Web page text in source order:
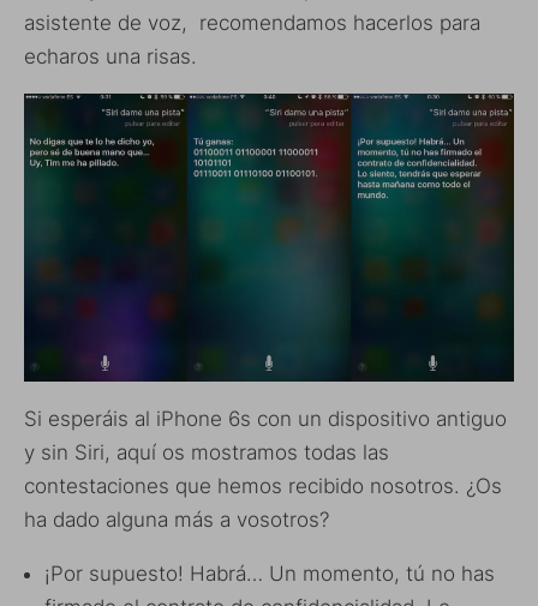
asistente de voz, recomendamos hacerlos para
echaros una risas.
Si esperáis al iPhone 6s con un dispositivo antiguo
y sin Siri, aquí os mostramos todas las
contestaciones que hemos recibido nosotros. ¿Os
ha dado alguna más a vosotros?
¡Por supuesto! Habrá… Un momento, tú no has